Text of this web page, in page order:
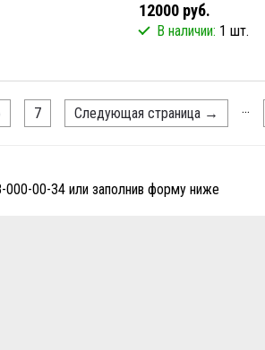
12000 руб.
В наличии: 1 шт.
7 Следующая страница → ...
00-34 или заполнив форму ниже